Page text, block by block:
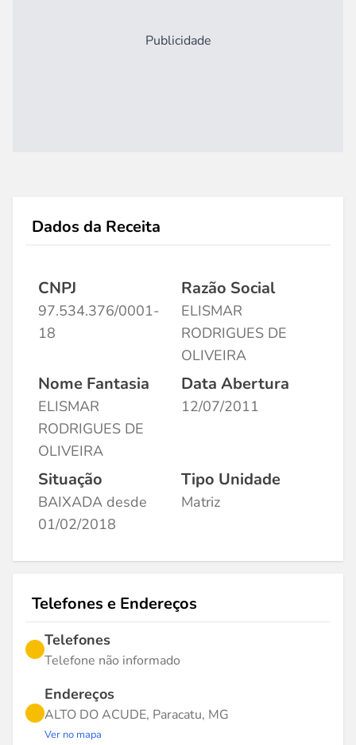
Publicidade
Dados da Receita
CNPJ
97.534.376/0001-
18
Razão Social
ELISMAR
RODRIGUES DE
OLIVEIRA
Nome Fantasia
ELISMAR
RODRIGUES DE
OLIVEIRA
Data Abertura
12/07/2011
Situação
BAIXADA desde
01/02/2018
Tipo Unidade
Matriz
Telefones e Endereços
Telefones
Telefone não informado
Endereços
ALTO DO ACUDE, Paracatu, MG
Ver no mapa